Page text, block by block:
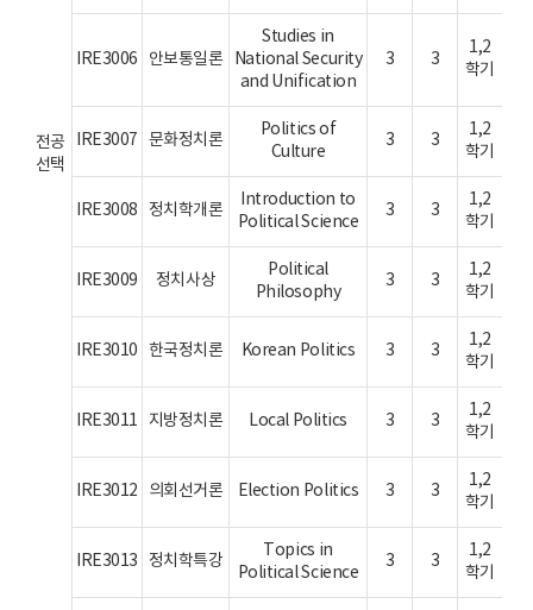
전공
선택
IRE3006 안보통일론
Studies in
National Security
and Unification
3 3
1,2
학기
IRE3007 문화정치론
Politics of
Culture
3 3
1,2
학기
IRE3008 정치학개론
Introduction to
Political Science
3 3
1,2
학기
IRE3009 정치사상
Political
Philosophy
3 3
1,2
학기
IRE3010 한국정치론 Korean Politics 3 3
1,2
학기
IRE3011 지방정치론 Local Politics 3 3
1,2
학기
IRE3012 의회선거론 Election Politics 3 3
1,2
학기
IRE3013 정치학특강
Topics in
Political Science
3 3
1,2
학기